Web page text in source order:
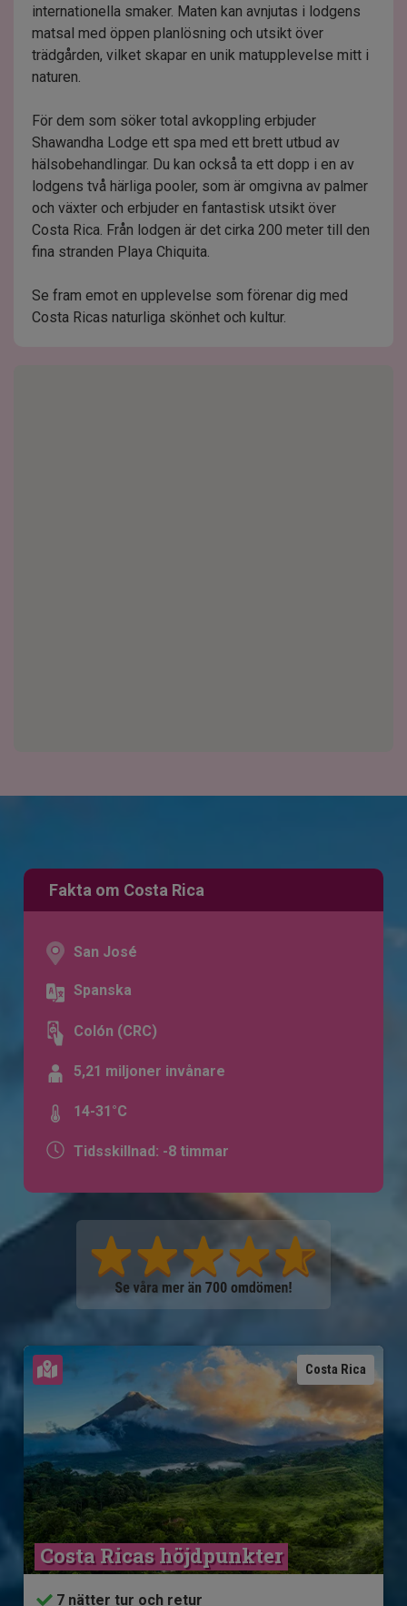
internationella smaker. Maten kan avnjutas i lodgens
matsal med öppen planlösning och utsikt över
trädgården, vilket skapar en unik matupplevelse mitt i
naturen.
För dem som söker total avkoppling erbjuder
Shawandha Lodge ett spa med ett brett utbud av
hälsobehandlingar. Du kan också ta ett dopp i en av
lodgens två härliga pooler, som är omgivna av palmer
och växter och erbjuder en fantastisk utsikt över
Costa Rica. Från lodgen är det cirka 200 meter till den
fina stranden Playa Chiquita.
Se fram emot en upplevelse som förenar dig med
Costa Ricas naturliga skönhet och kultur.
Fakta om Costa Rica
San José
Spanska
Colón (CRC)
5,21 miljoner invånare
14-31°C
Tidsskillnad: -8 timmar
Costa Rica
Costa Ricas höjdpunkter
7 nätter tur och retur